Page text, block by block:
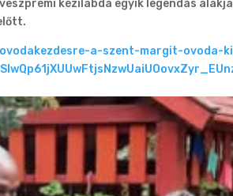
kézilabda egyik legendás
a-szent-margit-ovoda-